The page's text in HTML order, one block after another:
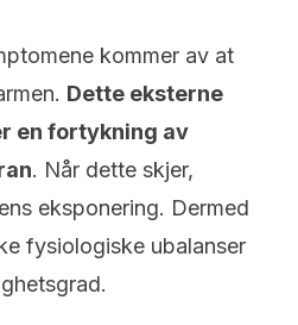
kommer av at
Dette eksterne
en fortykning av
. Når dette skjer,
eksponering. Dermed
fysiologiske ubalanser